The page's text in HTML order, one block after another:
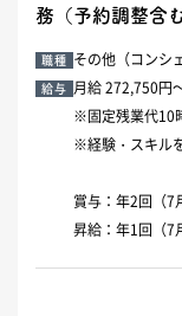
務（予約調整含
職種 その他（コンシ
給与 月給 272,750円
※固定残業代10
※経験・スキル
賞与：年2回（7
昇給：年1回（7